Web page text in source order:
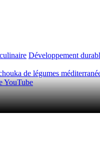
Développement
de légumes
YouTube